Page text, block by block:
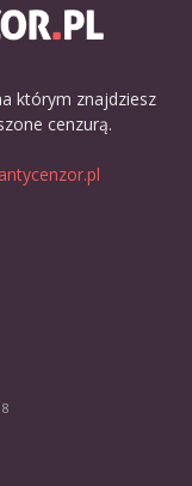
którym znajdziesz
cenzurą.